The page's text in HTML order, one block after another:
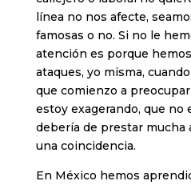
línea no nos afecte,
famosas o no. Si no le
atención es porque
ataques, yo misma,
que comienzo a
estoy exagerando, que no
debería de prestar mucha
una coincidencia.
En México hemos